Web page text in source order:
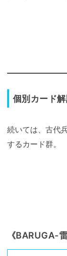
個別カード解
続いては、古代
するカード群。
《BARUGA-